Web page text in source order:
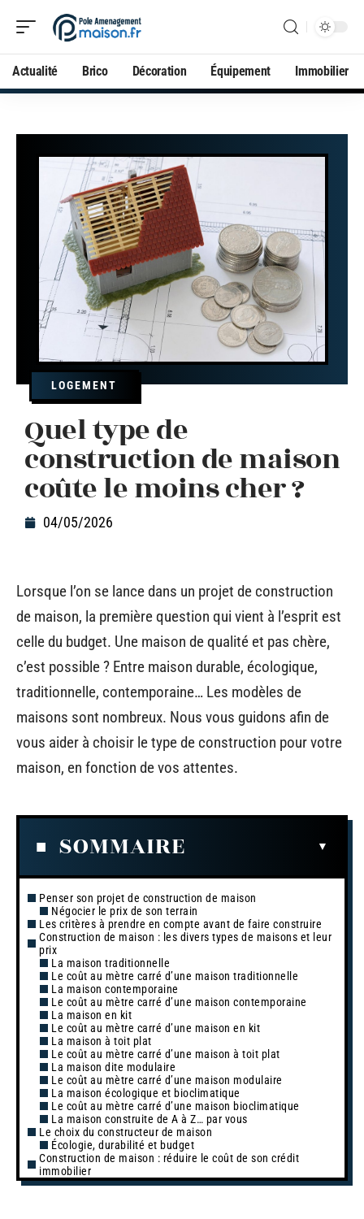
Actualité Brico Décoration Équipement Immobilier
LOGEMENT
Quel type de
construction de maison
coûte le moins cher ?
04/05/2026
Lorsque l’on se lance dans un projet de construction
de maison, la première question qui vient à l’esprit est
celle du budget. Une maison de qualité et pas chère,
c’est possible ? Entre maison durable, écologique,
traditionnelle, contemporaine… Les modèles de
maisons sont nombreux. Nous vous guidons afin de
vous aider à choisir le type de construction pour votre
maison, en fonction de vos attentes.
SOMMAIRE
Penser son projet de construction de maison
Négocier le prix de son terrain
Les critères à prendre en compte avant de faire construire
Construction de maison : les divers types de maisons et leur
prix
La maison traditionnelle
Le coût au mètre carré d’une maison traditionnelle
La maison contemporaine
Le coût au mètre carré d’une maison contemporaine
La maison en kit
Le coût au mètre carré d’une maison en kit
La maison à toit plat
Le coût au mètre carré d’une maison à toit plat
La maison dite modulaire
Le coût au mètre carré d’une maison modulaire
La maison écologique et bioclimatique
Le coût au mètre carré d’une maison bioclimatique
La maison construite de A à Z… par vous
Le choix du constructeur de maison
Écologie, durabilité et budget
Construction de maison : réduire le coût de son crédit
immobilier